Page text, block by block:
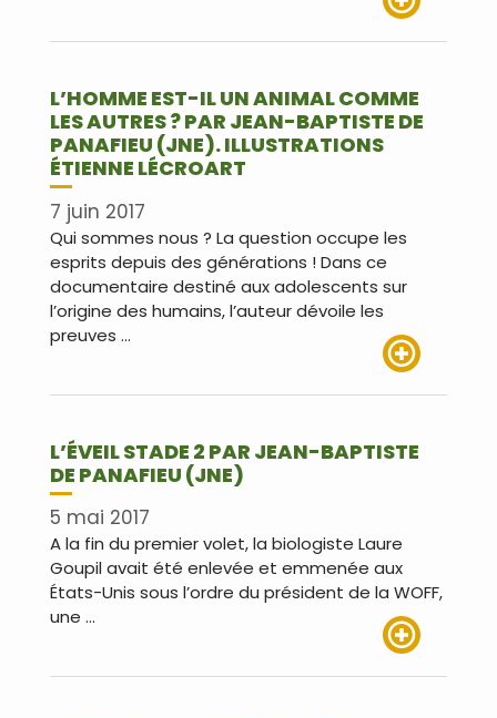
L’HOMME EST-IL UN ANIMAL COMME
LES AUTRES ? PAR JEAN-BAPTISTE DE
PANAFIEU (JNE). ILLUSTRATIONS
ÉTIENNE LÉCROART
7 juin 2017
Qui sommes nous ? La question occupe les
esprits depuis des générations ! Dans ce
documentaire destiné aux adolescents sur
l’origine des humains, l’auteur dévoile les
preuves …
L’ÉVEIL STADE 2 PAR JEAN-BAPTISTE
DE PANAFIEU (JNE)
5 mai 2017
A la fin du premier volet, la biologiste Laure
Goupil avait été enlevée et emmenée aux
États-Unis sous l’ordre du président de la WOFF,
une …